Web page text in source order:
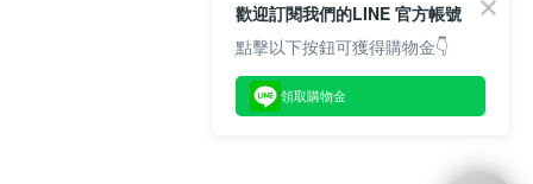
歡迎訂閱我們的LINE 官方帳號
點擊以下按鈕可獲得購物金👇
領取購物金